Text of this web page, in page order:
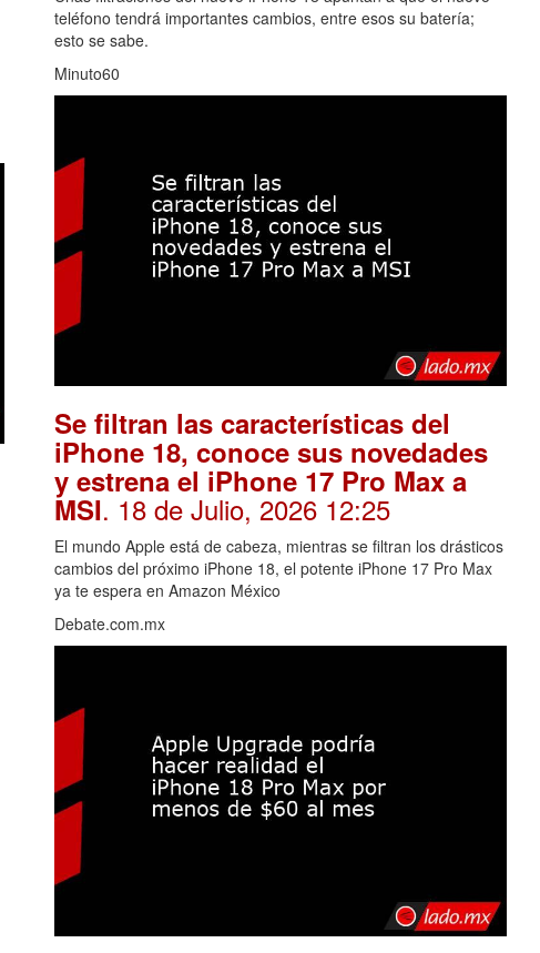
teléfono tendrá importantes cambios, entre esos su batería;
esto se sabe.
Minuto60
Se filtran las características del
iPhone 18, conoce sus novedades
y estrena el iPhone 17 Pro Max a
MSI. 18 de Julio, 2026 12:25
El mundo Apple está de cabeza, mientras se filtran los drásticos
cambios del próximo iPhone 18, el potente iPhone 17 Pro Max
ya te espera en Amazon México
Debate.com.mx